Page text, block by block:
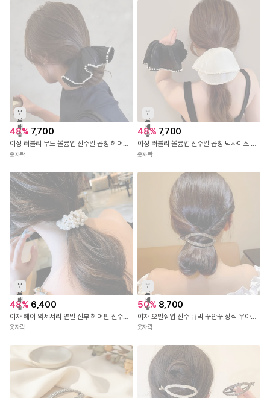
무
료
배
송
48% 7,700
여성 러블리 무드 볼륨업 진주알 곱창 헤어밴드
옷자락
무
료
배
송
48% 7,700
여성 러블리 볼륨업 진주알 곱창 빅사이즈 헤어밴드
옷자락
무
료
배
송
48% 6,400
여자 헤어 악세서리 연말 신부 헤어핀 진주로프 머리끈
옷자락
무
료
배
송
50% 8,700
여자 오벌쉐입 진주 큐빅 꾸안꾸 장식 우아한 헤어핀
옷자락